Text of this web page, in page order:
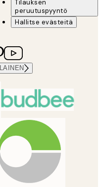
Tilauksen
peruutuspyyntö
Hallitse evästeitä